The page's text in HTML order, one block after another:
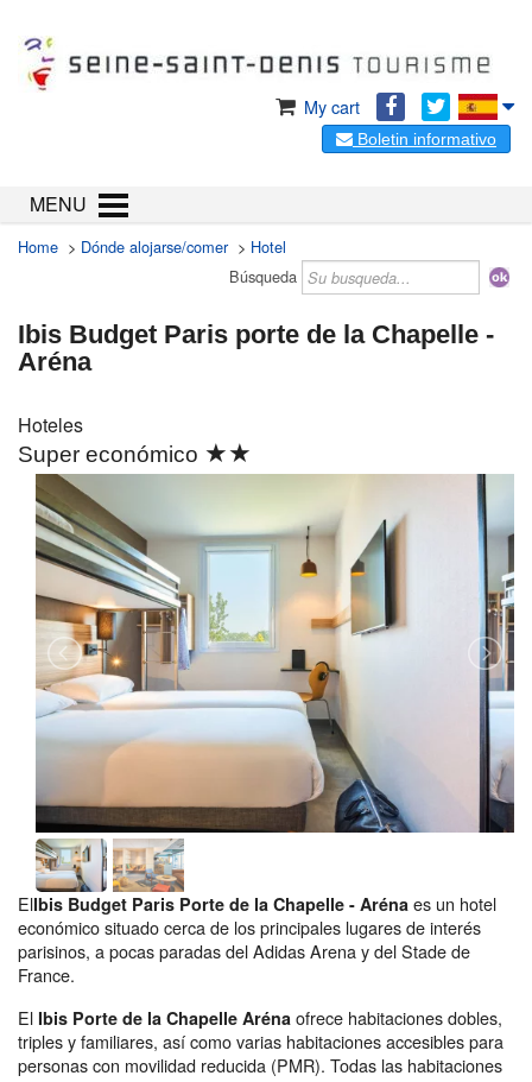
My cart
Boletin informativo
MENU
Home > Dónde alojarse/comer> Hotel
Búsqueda
Ibis Budget Paris porte de la Chapelle -
Aréna
Hoteles
Super económico ★★
ElIbis Budget Paris Porte de la Chapelle - Aréna es un hotel
económicosituado cerca de los principales lugares de interés
parisinos, a pocas paradas del Adidas Arena y del Stade de
France.
El Ibis Porte de la Chapelle Aréna ofrece habitaciones dobles,
triples y familiares, así como varias habitaciones accesibles para
personas con movilidad reducida (PMR). Todas las habitaciones